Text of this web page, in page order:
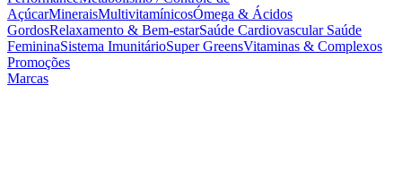
AçúcarMineraisMultivitamínicosÓmega & Ácidos
GordosRelaxamento & Bem-estarSaúde Cardiovascular Saúde
FemininaSistema ImunitárioSuper GreensVitaminas & Complexos
Promoções
Marcas